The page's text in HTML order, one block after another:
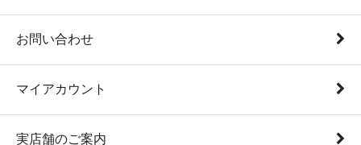
お問い合わせ
マイアカウント
実店舗のご案内